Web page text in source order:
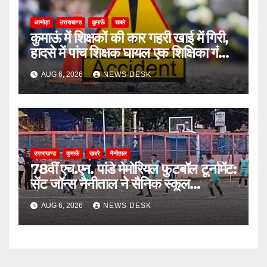
अल्मोड़ा उत्तराखण्ड कुमाऊँ खबरे
कुमाऊं में शिक्षकों की कार गहरी खाई में गिरी,
हादसे में पांच शिक्षक घायल एक शिक्षिका गंभीर
घायल
AUG 6, 2026 NEWS DESK
उत्तराखण्ड कुमाऊँ खबरे नैनीताल
78वीं एच.एन. पांडे मेमोरियल फुटबॉल टूर्नामेंट:
सेंट जॉन्स नैनीताल ने सैनिक स्कूल
घोड़ाखाल को 1-0 से हराया
AUG 6, 2026 NEWS DESK